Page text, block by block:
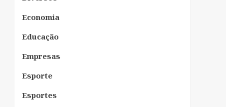
Economia
Educação
Empresas
Esporte
Esportes